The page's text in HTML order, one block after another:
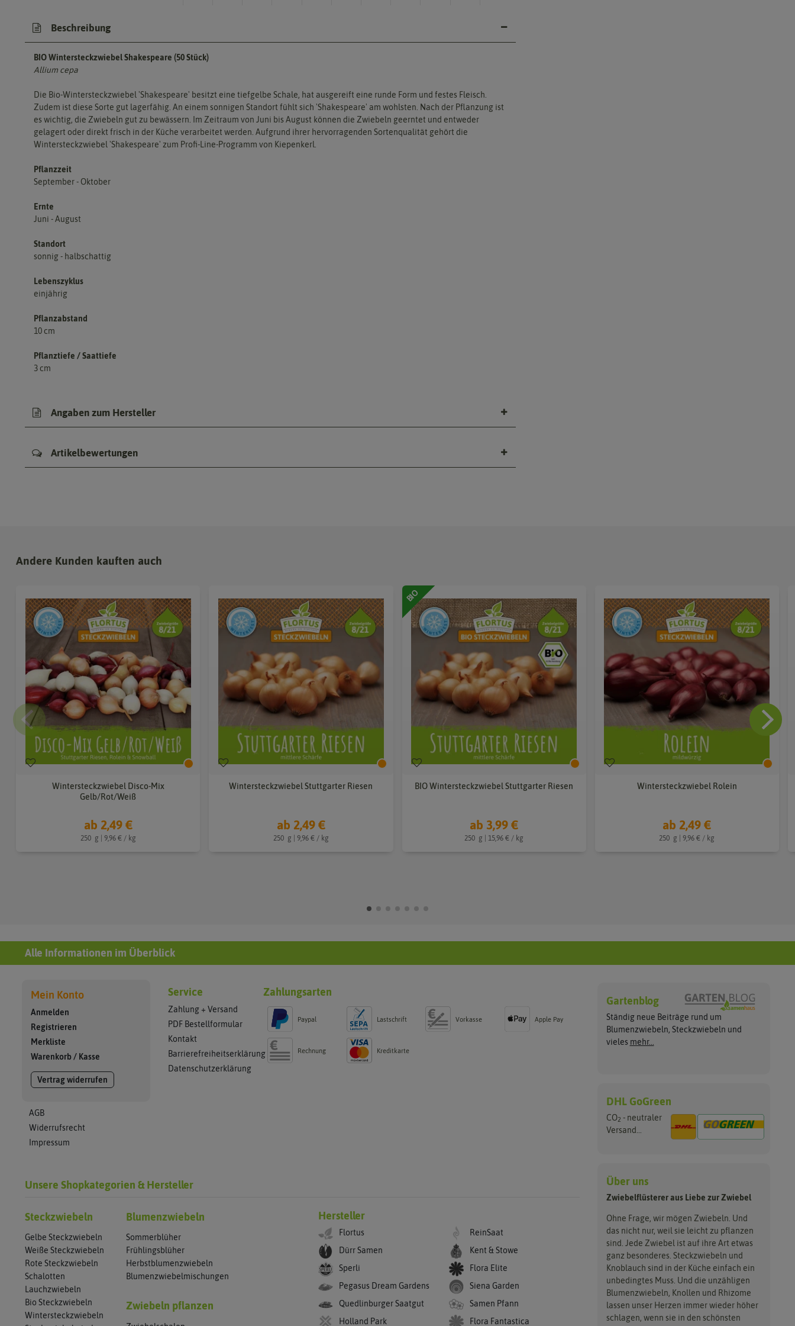
Beschreibung
BIO Wintersteckzwiebel Shakespeare (50 Stück)
Allium cepa
Die Bio-Wintersteckzwiebel 'Shakespeare' besitzt eine tiefgelbe Schale, hat ausgereift eine runde Form und festes Fleisch.
Zudem ist diese Sorte gut lagerfähig. An einem sonnigen Standort fühlt sich 'Shakespeare' am wohlsten. Nach der Pflanzung ist
es wichtig, die Zwiebeln gut zu bewässern. Im Zeitraum von Juni bis August können die Zwiebeln geerntet und entweder
gelagert oder direkt frisch in der Küche verarbeitet werden. Aufgrund ihrer hervorragenden Sortenqualität gehört die
Wintersteckzwiebel 'Shakespeare' zum Profi-Line-Programm von Kiepenkerl.
Pflanzzeit
September - Oktober
Ernte
Juni - August
Standort
sonnig - halbschattig
Lebenszyklus
einjährig
Pflanzabstand
10 cm
Pflanztiefe / Saattiefe
3 cm
Angaben zum Hersteller
Artikelbewertungen
Andere Kunden kauften auch
Wintersteckzwiebel Disco-Mix
Gelb/Rot/Weiß
ab 2,49 €
250 g | 9,96 € / kg
Wintersteckzwiebel Stuttgarter Riesen
ab 2,49 €
250 g | 9,96 € / kg
BIO
BIO Wintersteckzwiebel Stuttgarter Riesen
ab 3,99 €
250 g | 15,96 € / kg
Wintersteckzwiebel Rolein
ab 2,49 €
250 g | 9,96 € / kg
Alle Informationen im Überblick
Mein Konto
Anmelden
Registrieren
Merkliste
Warenkorb / Kasse
Vertrag widerrufen
AGB
Widerrufsrecht
Impressum
Service
Zahlung + Versand
PDF Bestellformular
Kontakt
Barrierefreiheitserklärung
Datenschutzerklärung
Zahlungsarten
Paypal Lastschrift Vorkasse Apple Pay
Rechnung Kreditkarte
Unsere Shopkategorien & Hersteller
Steckzwiebeln
Gelbe Steckzwiebeln
Weiße Steckzwiebeln
Rote Steckzwiebeln
Schalotten
Lauchzwiebeln
Bio Steckzwiebeln
Wintersteckzwiebeln
Blumenzwiebeln
Sommerblüher
Frühlingsblüher
Herbstblumenzwiebeln
Blumenzwiebelmischungen
Zwiebeln pflanzen
Hersteller
Flortus
Dürr Samen
Sperli
Pegasus Dream Gardens
Quedlinburger Saatgut
Holland Park
ReinSaat
Kent & Stowe
Flora Elite
Siena Garden
Samen Pfann
Flora Fantastica
Gartenblog
Ständig neue Beiträge rund um
Blumenzwiebeln, Steckzwiebeln und
vieles mehr...
DHL GoGreen
CO2 - neutraler
Versand...
Über uns
Zwiebelflüsterer aus Liebe zur Zwiebel
Ohne Frage, wir mögen Zwiebeln. Und
das nicht nur, weil sie leicht zu pflanzen
sind. Jede Zwiebel ist auf ihre Art etwas
ganz besonderes. Steckzwiebeln und
Knoblauch sind in der Küche einfach ein
unbedingtes Muss. Und die unzähligen
Blumenzwiebeln, Knollen und Rhizome
lassen unser Herzen immer wieder höher
schlagen, wenn sie in den schönsten